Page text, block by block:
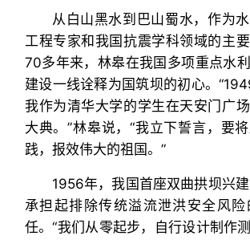
从白山黑水到巴山蜀水，作为
工程专家和我国抗震学科领域的主要
70多年来，林皋在我国多项重点水
建设一线诠释为国筑坝的初心。
我作为清华大学的学生在天安门广
大典。”林皋说，“我立下誓言，要
践，报效伟大的祖国。”
1956年，我国首座双曲拱坝兴
承担起排除传统溢流泄洪安全风
任。“我们从零起步，自行设计制作